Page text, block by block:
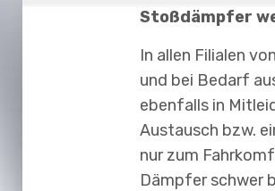
Stoßdämpfer
In allen Filialen
und bei Bedarf
ebenfalls in
Austausch bzw.
nur zum
Dämpfer schwer